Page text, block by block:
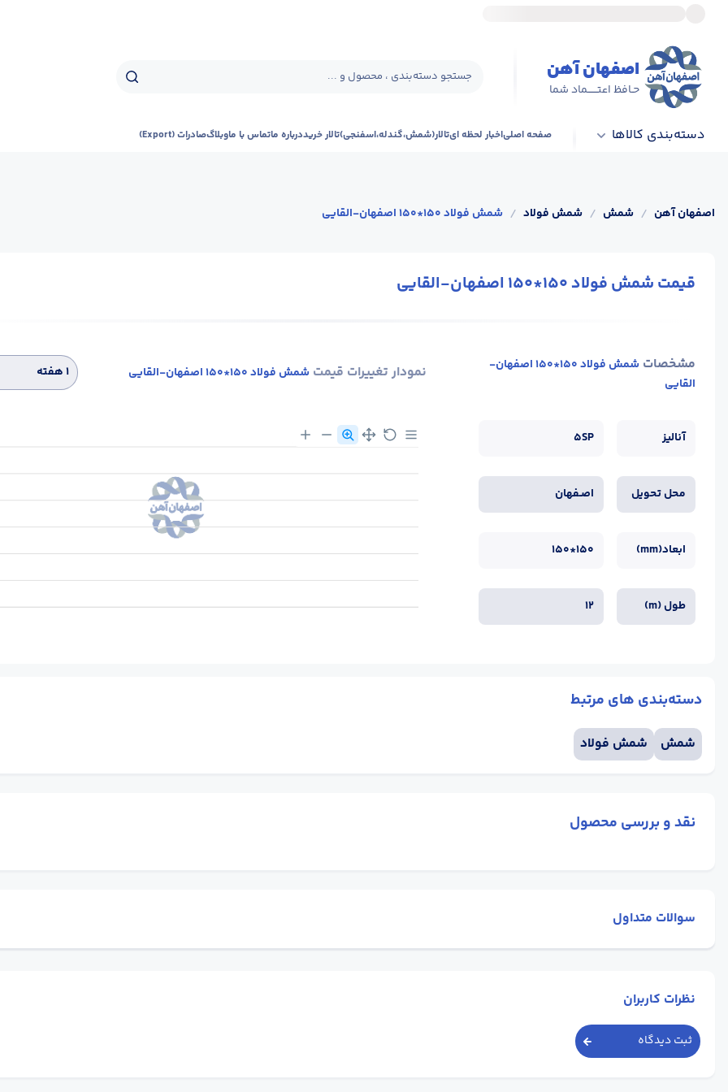
اصفهان آهن
حـافظ اعتــــــماد شما
جستجو دسته‌بندی ، محصول و ...
دسته‌بندی کالاها صفحه اصلیاخبار لحظه ایتالار(شمش،گندله،اسفنجی)تالار خریددرباره ماتماس با ماوبلاگصادرات (Export)
اصفهان آهن / شمش / شمش فولاد / شمش فولاد 150*150 اصفهان-القایی
قیمت شمش فولاد 150*150 اصفهان-القایی
مشخصات
شمش فولاد 150*150 اصفهان-
القایی
آنالیز 5SP
محل تحویل اصـفهان
ابعاد(mm) 150*150
طول (m) 12
نمودار تغییرات قیمت شمش فولاد 150*150 اصفهان-القایی ۱ هفته
دسته‌بندی های مرتبط
شمش شمش فولاد
نقد و بررسی محصول
سوالات متداول
نظرات کاربران
ثبت دیدگاه